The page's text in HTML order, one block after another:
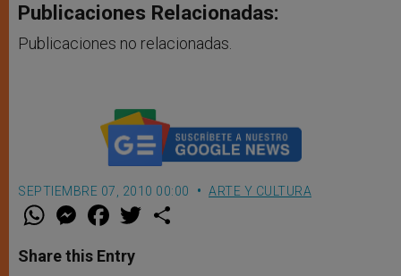
Publicaciones Relacionadas:
Publicaciones no relacionadas.
SEPTIEMBRE 07, 2010 00:00 ARTE Y CULTURA
W
t
s
M
e
s
e
F
a
e
b
w
Share this Entry